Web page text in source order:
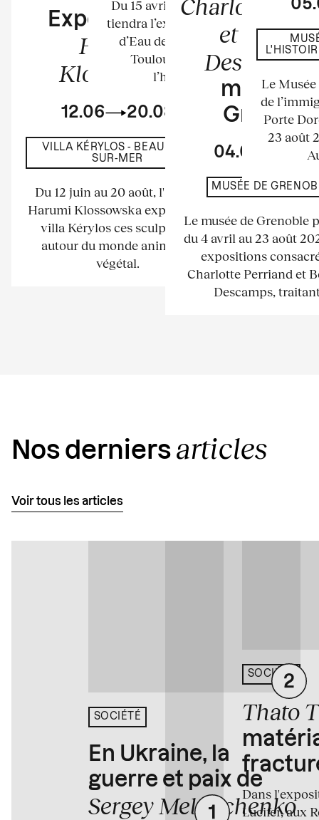
Exposition de
Harumi
Klossowska
12.06 20.08
VILLA KÉRYLOS - BEAULIEU-
SUR-MER
Du 12 juin au 20 août, l'artiste
Harumi Klossowska expose à la
villa Kérylos ces sculptures
autour du monde animal et
végétal.
Du 15 avril au 23 août 2026 se
tiendra l’exposition au Château
d’Eau de l’espace La Tour à
Toulouse. Elle mettra à
l’honneur les...
Charlotte
et
Descamps
musée
Grenoble
04.04
MUSÉE DE
Le musée de Grenoble
du 4 avril au 23 août
expositions
Charlotte Perriand et
Descamps,
Le
de
Porte
23 août
Nos derniers articles
Voir tous les articles
SOCIÉTÉ
En Ukraine, la
guerre et paix de
Sergey Melnitchenko
SOCIÉTÉ
Thato
Dans
Lucifer, aux